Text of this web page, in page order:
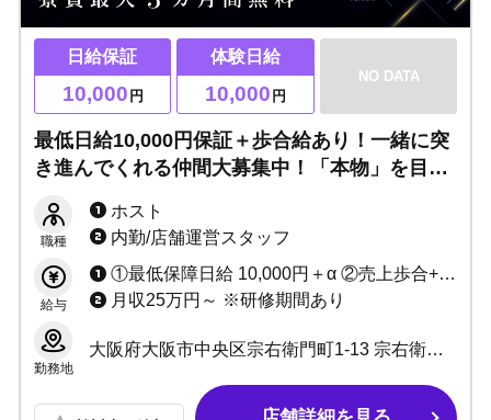
日給保証
10,000 円
体験日給
10,000 円
NO DATA
最低日給10,000円保証＋歩合給あり！一緒に突
き進んでくれる仲間大募集中！「本物」を目指
職種
ホスト
内勤/店舗運営スタッフ
給与
①最低保障日給 10,000円＋α ②売上歩合+指名料フルバック＋α
月収25万円～ ※研修期間あり
勤務地
大阪府大阪市中央区宗右衛門町1-13 宗右衛門町クリスタルビル5F